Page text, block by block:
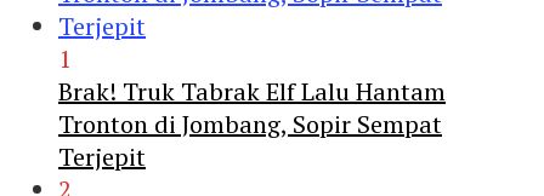
1
Brak! Truk Tabrak Elf Lalu Hantam
Tronton di Jombang, Sopir Sempat
Terjepit
2